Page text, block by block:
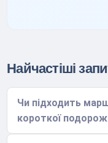
Найчастіші
Чи підходить
короткої